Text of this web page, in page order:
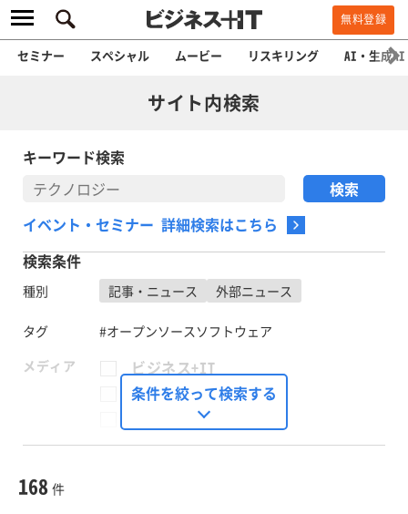
無料登録
セミナー スペシャル ムービー リスキリング AI・生成AI
サイト内検索
キーワード検索
イベント・セミナー 詳細検索はこちら
検索条件
種別 記事・ニュース 外部ニュース
タグ
#オープンソースソフトウェア
メディア
ビジネス+IT
FinTech Journal
Seizo Trend
条件を絞って検索する
168 件